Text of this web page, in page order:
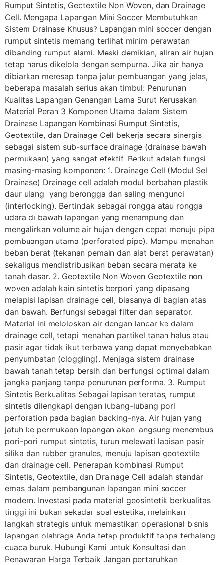
Rumput Sintetis, Geotextile Non Woven, dan Drainage
Cell. Mengapa Lapangan Mini Soccer Membutuhkan
Sistem Drainase Khusus? Lapangan mini soccer dengan
rumput sintetis memang terlihat minim perawatan
dibanding rumput alami. Meski demikian, aliran air hujan
tetap harus dikelola dengan sempurna. Jika air hanya
dibiarkan meresap tanpa jalur pembuangan yang jelas,
beberapa masalah serius akan timbul: Penurunan
Kualitas Lapangan Genangan Lama Surut Kerusakan
Material Peran 3 Komponen Utama dalam Sistem
Drainase Lapangan Kombinasi Rumput Sintetis,
Geotextile, dan Drainage Cell bekerja secara sinergis
sebagai sistem sub-surface drainage (drainase bawah
permukaan) yang sangat efektif. Berikut adalah fungsi
masing-masing komponen: 1. Drainage Cell (Modul Sel
Drainase) Drainage cell adalah modul berbahan plastik
daur ulang yang berongga dan saling mengunci
(interlocking). Bertindak sebagai rongga atau rongga
udara di bawah lapangan yang menampung dan
mengalirkan volume air hujan dengan cepat menuju pipa
pembuangan utama (perforated pipe). Mampu menahan
beban berat (tekanan pemain dan alat berat perawatan)
sekaligus mendistribusikan beban secara merata ke
tanah dasar. 2. Geotextile Non Woven Geotextile non
woven adalah kain sintetis berpori yang dipasang
melapisi lapisan drainage cell, biasanya di bagian atas
dan bawah. Berfungsi sebagai filter dan separator.
Material ini meloloskan air dengan lancar ke dalam
drainage cell, tetapi menahan partikel tanah halus atau
pasir agar tidak ikut terbawa yang dapat menyebabkan
penyumbatan (cloggling). Menjaga sistem drainase
bawah tanah tetap bersih dan berfungsi optimal dalam
jangka panjang tanpa penurunan performa. 3. Rumput
Sintetis Berkualitas Sebagai lapisan teratas, rumput
sintetis dilengkapi dengan lubang-lubang pori
perforation pada bagian backing-nya. Air hujan yang
jatuh ke permukaan lapangan akan langsung menembus
pori-pori rumput sintetis, turun melewati lapisan pasir
silika dan rubber granules, menuju lapisan geotextile
dan drainage cell. Penerapan kombinasi Rumput
Sintetis, Geotextile, dan Drainage Cell adalah standar
emas dalam pembangunan lapangan mini soccer
modern. Investasi pada material geosintetik berkualitas
tinggi ini bukan sekadar soal estetika, melainkan
langkah strategis untuk memastikan operasional bisnis
lapangan olahraga Anda tetap produktif tanpa terhalang
cuaca buruk. Hubungi Kami untuk Konsultasi dan
Penawaran Harga Terbaik Jangan pertaruhkan